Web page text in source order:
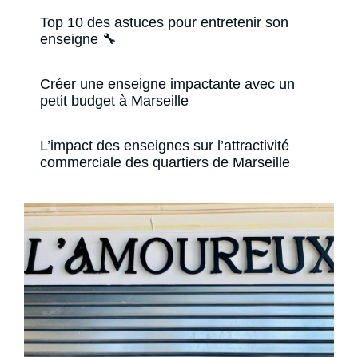
Top 10 des astuces pour entretenir son
enseigne 🔧
Créer une enseigne impactante avec un
petit budget à Marseille
L’impact des enseignes sur l’attractivité
commerciale des quartiers de Marseille